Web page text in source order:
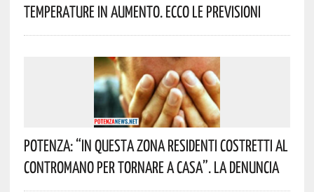
Temperature In Aumento. Ecco Le Previsioni
Potenza: “In Questa Zona Residenti Costretti Al
Contromano Per Tornare A Casa”. La Denuncia